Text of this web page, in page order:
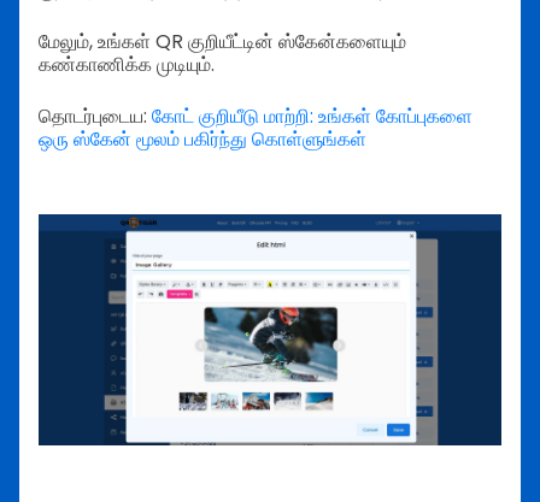
மேலும், உங்கள் QR குறியீட்டின் ஸ்கேன்களையும்
கண்காணிக்க முடியும்.
தொடர்புடைய: கோட் குறியீடு மாற்றி: உங்கள் கோப்புகளை
ஒரு ஸ்கேன் மூலம் பகிர்ந்து கொள்ளுங்கள்